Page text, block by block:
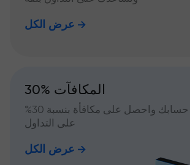
عرض الكل
30% المكافآت
قم بشحن حسابك واحصل على مكافأة بنسبة 30%
على التداول
عرض الكل